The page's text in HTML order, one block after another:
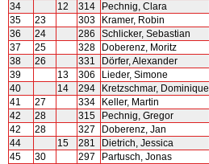
34
12 314 Pechnig, Clara
35
23 303 Kramer, Robin
36
24 286 Schlicker, Sebastian
37
25 328 Doberenz, Moritz
38
26 331 Dörfer, Alexander
39
13 306 Lieder, Simone
40
14 294 Kretzschmar, Dominique
41
27 334 Keller, Martin
42
28 315 Pechnig, Gregor
42
28 327 Doberenz, Jan
44
15 281 Dietrich, Jessica
45
30 297 Partusch, Jonas